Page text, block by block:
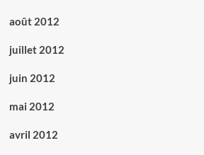
août 2012
juillet 2012
juin 2012
mai 2012
avril 2012